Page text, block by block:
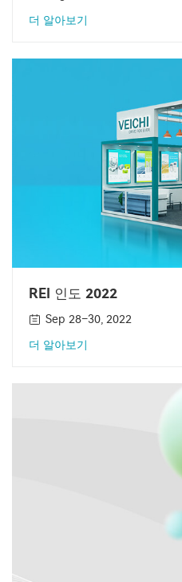
더 알아보기
REI 인도 2022
Sep 28–30, 2022
더 알아보기